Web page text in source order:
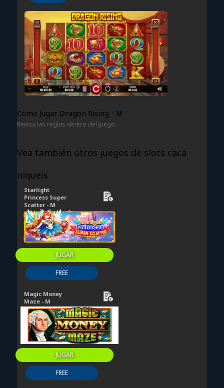
Como Jugar Dragon Rising - M
Revisa las reglas dentro del juego.
Vea también otros juegos de slots caca
niqueis
Starlight
Princess Super
Scatter - M
JUGAR
FREE
Magic Money
Maze - M
JUGAR
FREE